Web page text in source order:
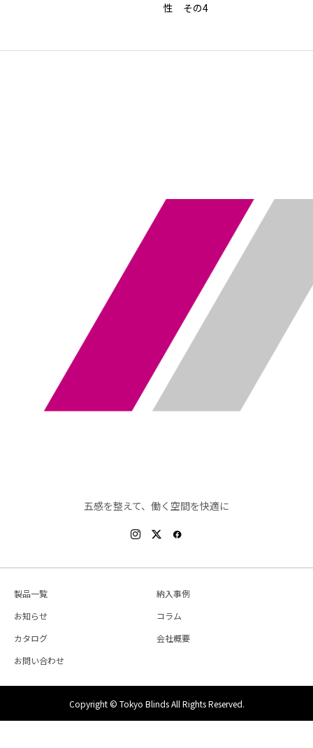
性 その4
五感を整えて、働く空間を快適に
製品一覧
納入事例
お知らせ
コラム
カタログ
会社概要
お問い合わせ
Copyright © Tokyo Blinds All Rights Reserved.